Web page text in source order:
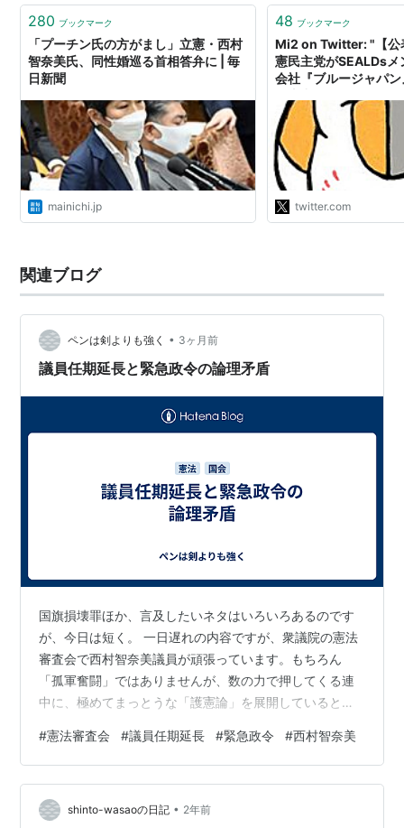
280 ブックマーク
「プーチン氏の方がまし」立憲・西村
智奈美氏、同性婚巡る首相答弁に | 毎
日新聞
mainichi.jp
48 ブックマーク
Mi2 on Twitter: "【公
憲民主党がSEALDsメ
会社『ブルージャパ
奈美幹事長「特定業
内容の公表は控える
なく、党が行う広報
注… https://t.co/
twitter.com
関連ブログ
ペンは剣よりも強く • 3ヶ月前
議員任期延長と緊急政令の論理矛盾
国旗損壊罪ほか、言及したいネタはいろいろあるのです
が、今日は短く。 一日遅れの内容ですが、衆議院の憲法
審査会で西村智奈美議員が頑張っています。もちろん
「孤軍奮闘」ではありませんが、数の力で押してくる連
中に、極めてまっとうな「護憲論」を展開していると思
の任期を延長して国会機能を維持すべきだと言いなが
ら、国会が機能しない場合に備えて内閣の「緊急政令」
をつくるべきと言い張るのは、論理が矛盾しています
し、ご都合主義もはなはだしい。立法機関である国会が
#憲法審査会 #議員任期延長 #緊急政令 #西村智奈美
shinto-wasaoの日記 • 2年前